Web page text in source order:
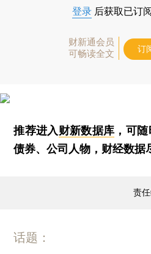
登录 后获取已订
财新通会员
可畅读全文
订
推荐进入财新数据库 ，可
债券、公司人物，财经数据
责
话题：